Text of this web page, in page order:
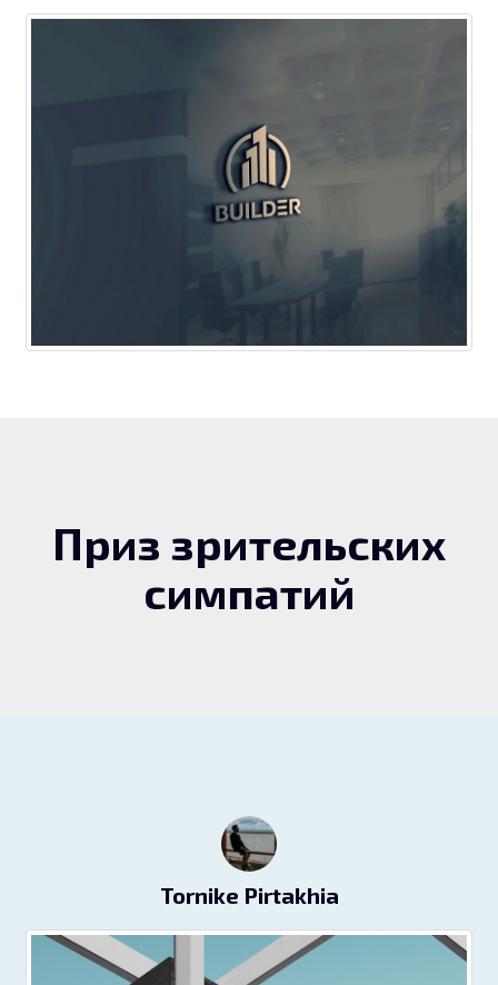
Приз зрительских
симпатий
Tornike Pirtakhia